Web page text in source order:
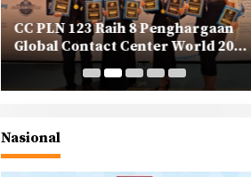
CC PLN 123 Raih 8 Penghargaan
Global Contact Center World 2025
di Yunani
Nasional